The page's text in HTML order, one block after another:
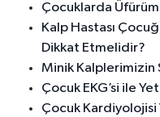
Çocuklarda
Kalp Hastası
Dikkat Etmelidir?
Minik Kalplerimizin
Çocuk EKG’si ile
Çocuk Kardiyolojisi